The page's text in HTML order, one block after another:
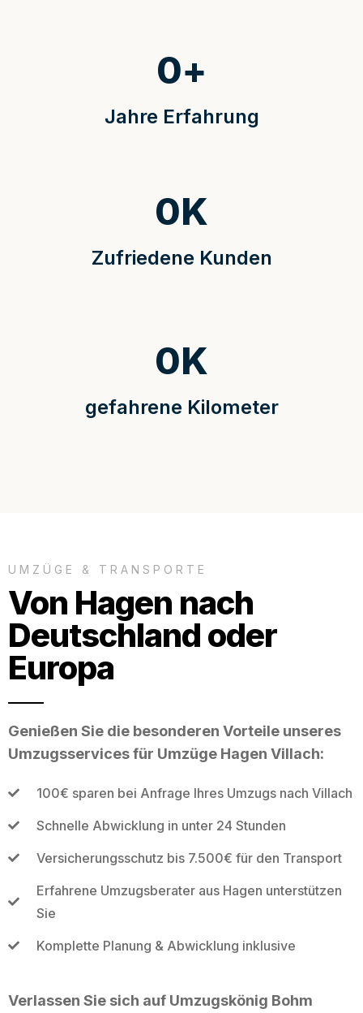
Jahre Erfahrung
0+
Zufriedene Kunden
0K
gefahrene Kilometer
0K
UMZÜGE & TRANSPORTE
Von Hagen nach
Deutschland oder
Europa
Genießen Sie die besonderen Vorteile unseres
Umzugsservices für Umzüge Hagen Villach:
100€ sparen bei Anfrage Ihres Umzugs nach Villach
Schnelle Abwicklung in unter 24 Stunden
Versicherungsschutz bis 7.500€ für den Transport
Erfahrene Umzugsberater aus Hagen unterstützen
Sie
Komplette Planung & Abwicklung inklusive
Verlassen Sie sich auf Umzugskönig Bohm